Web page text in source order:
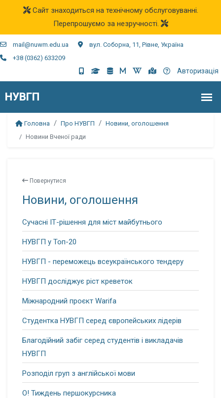
Сайт знаходиться на технічному обслуговуванні.
Перепрошуємо за незручності.
mail@nuwm.edu.ua
вул. Соборна, 11, Рівне, Україна
+38 (0362) 633209
Авторизація
Головна Про НУВГП
Новини, оголошення
Новини Вченої ради
Повернутися
Новини, оголошення
Сучасні ІТ-рішення для міст майбутнього
НУВГП у Топ-20
НУВГП - переможець всеукраїнського тендеру
НУВГП досліджує ріст креветок
Міжнародний проєкт Warifa
Студентка НУВГП серед європейських лідерів
Благодійний забіг серед студентів і викладачів
НУВГП
Розподіл груп з англійської мови
О! Тиждень першокурсника